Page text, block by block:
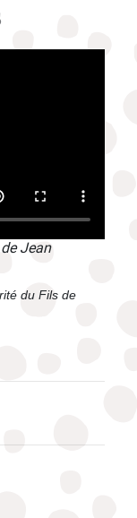
Jean
du Fils de